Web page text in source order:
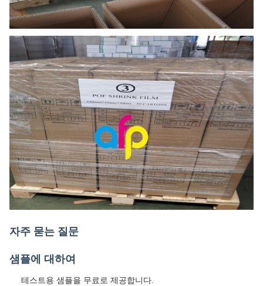
자주 묻는 질문
샘플에 대하여
테스트용 샘플을 무료로 제공합니다.